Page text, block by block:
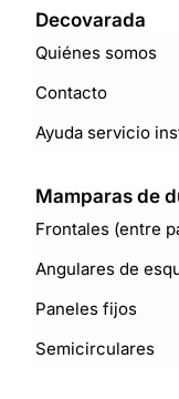
Decovarada
Quiénes somos
Contacto
Ayuda servicio
Mamparas de
Frontales (entre
Angulares de
Paneles fijos
Semicirculares